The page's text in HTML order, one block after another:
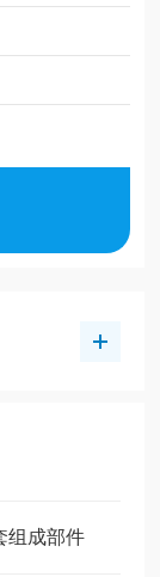
组成部件